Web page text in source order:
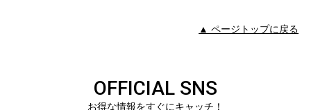
▲ ページトップに戻る
OFFICIAL SNS
お得な情報をすぐにキャッチ！